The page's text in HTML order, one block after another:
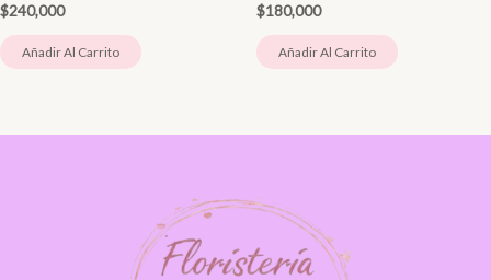
$240,000
Añadir Al Carrito
$180,000
Añadir Al Carrito